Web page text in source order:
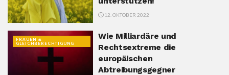
12. OKTOBER 2022
FRAUEN &
GLEICHBERECHTIGUNG
Wie Milliardäre und
Rechtsextreme die
europäischen
Abtreibungsgegner